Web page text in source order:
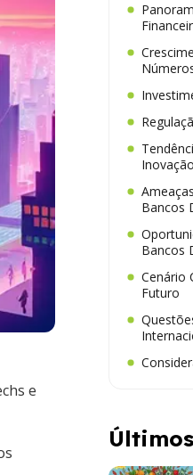
e
Inovação
Bancos
Bancos
Cenário
Futuro